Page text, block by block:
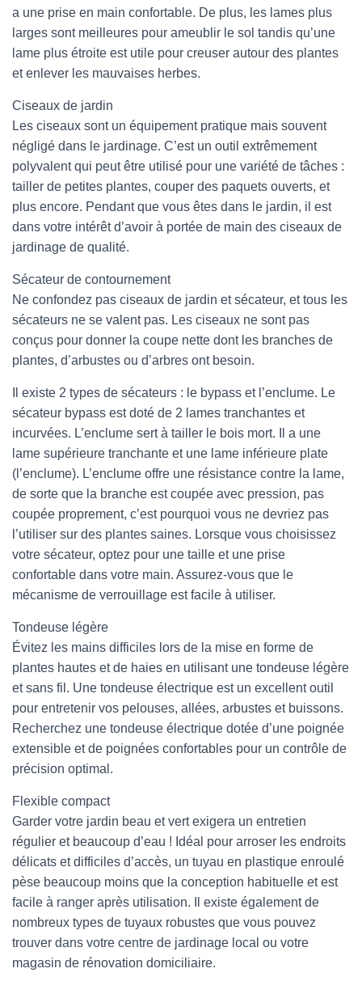
a une prise en main confortable. De plus, les lames plus
larges sont meilleures pour ameublir le sol tandis qu’une
lame plus étroite est utile pour creuser autour des plantes
et enlever les mauvaises herbes.
Ciseaux de jardin
Les ciseaux sont un équipement pratique mais souvent
négligé dans le jardinage. C’est un outil extrêmement
polyvalent qui peut être utilisé pour une variété de tâches :
tailler de petites plantes, couper des paquets ouverts, et
plus encore. Pendant que vous êtes dans le jardin, il est
dans votre intérêt d’avoir à portée de main des ciseaux de
jardinage de qualité.
Sécateur de contournement
Ne confondez pas ciseaux de jardin et sécateur, et tous les
sécateurs ne se valent pas. Les ciseaux ne sont pas
conçus pour donner la coupe nette dont les branches de
plantes, d’arbustes ou d’arbres ont besoin.
Il existe 2 types de sécateurs : le bypass et l’enclume. Le
sécateur bypass est doté de 2 lames tranchantes et
incurvées. L’enclume sert à tailler le bois mort. Il a une
lame supérieure tranchante et une lame inférieure plate
(l’enclume). L’enclume offre une résistance contre la lame,
de sorte que la branche est coupée avec pression, pas
coupée proprement, c’est pourquoi vous ne devriez pas
l’utiliser sur des plantes saines. Lorsque vous choisissez
votre sécateur, optez pour une taille et une prise
confortable dans votre main. Assurez-vous que le
mécanisme de verrouillage est facile à utiliser.
Tondeuse légère
Évitez les mains difficiles lors de la mise en forme de
plantes hautes et de haies en utilisant une tondeuse légère
et sans fil. Une tondeuse électrique est un excellent outil
pour entretenir vos pelouses, allées, arbustes et buissons.
Recherchez une tondeuse électrique dotée d’une poignée
extensible et de poignées confortables pour un contrôle de
précision optimal.
Flexible compact
Garder votre jardin beau et vert exigera un entretien
régulier et beaucoup d’eau ! Idéal pour arroser les endroits
délicats et difficiles d’accès, un tuyau en plastique enroulé
pèse beaucoup moins que la conception habituelle et est
facile à ranger après utilisation. Il existe également de
nombreux types de tuyaux robustes que vous pouvez
trouver dans votre centre de jardinage local ou votre
magasin de rénovation domiciliaire.